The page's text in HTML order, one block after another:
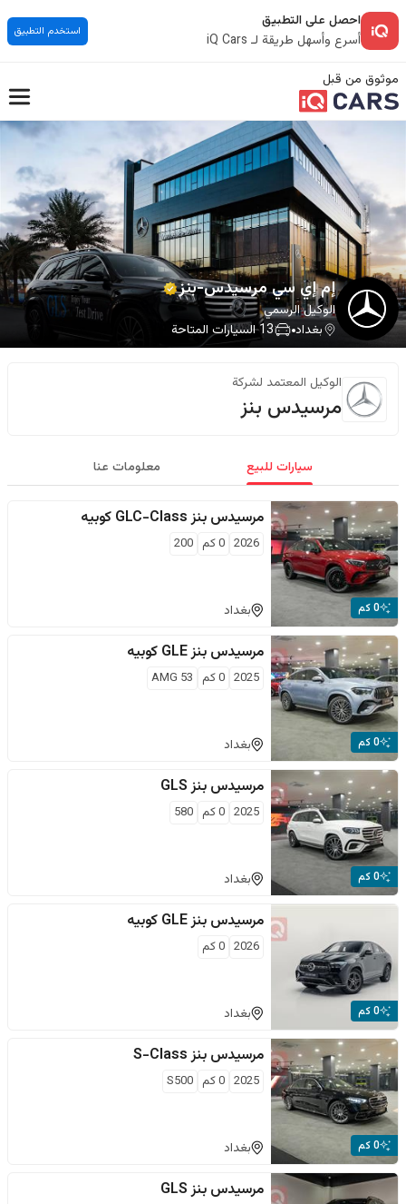
احصل على التطبيق
أسرع وأسهل طريقة لـ iQ Cars
استخدم التطبيق
موثوق من قبل
إم إي سي مرسيدس-بنز
الوكيل الرسمي
بغداد
13السيارات المتاحة
الوكيل المعتمد لشركة
مرسيدس بنز
سيارات للبيع معلومات عنا
0 كم
مرسيدس بنز GLC-Class كوبيه
2026
0كم 200
بغداد
0 كم
مرسيدس بنزGLE كوبيه
2025
0كم AMG 53
بغداد
0 كم
مرسيدس بنز GLS
2025
0كم 580
بغداد
0 كم
مرسيدس بنزGLE كوبيه
2026
0كم
بغداد
0 كم
مرسيدس بنز S-Class
2025
0كم S500
بغداد
مرسيدس بنز GLS